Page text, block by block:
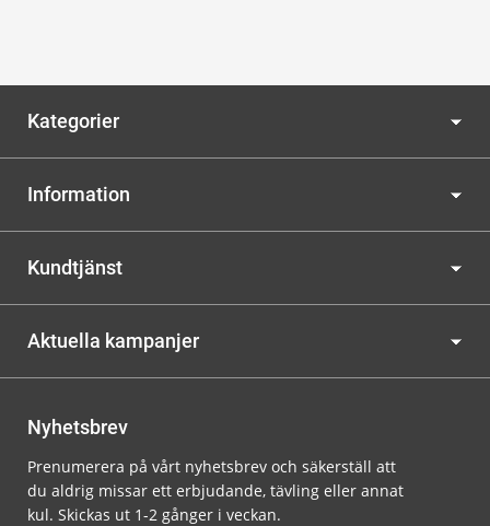
Kategorier
Information
Kundtjänst
Aktuella kampanjer
Nyhetsbrev
Prenumerera på vårt nyhetsbrev och säkerställ att
du aldrig missar ett erbjudande, tävling eller annat
kul. Skickas ut 1-2 gånger i veckan.